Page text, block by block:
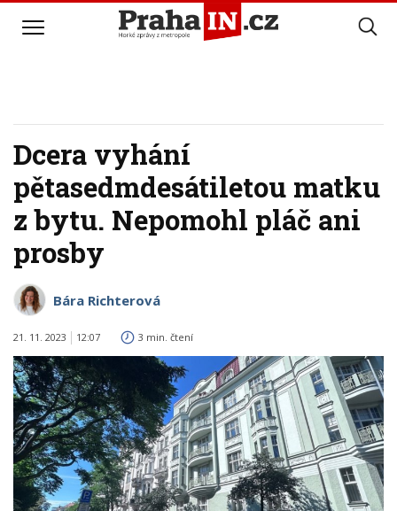
Dcera vyhání
pětasedmdesátiletou matku
z bytu. Nepomohl pláč ani
prosby
Bára Richterová
21. 11. 2023 12:07 3 min. čtení